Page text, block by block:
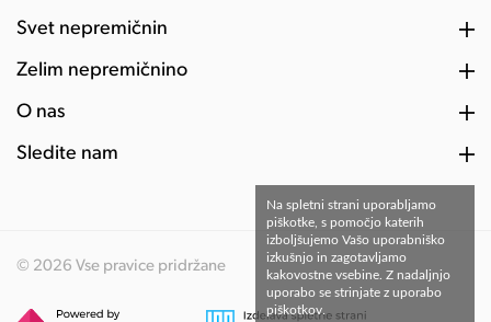
Svet nepremičnin
Želim nepremičnino
O nas
Sledite nam
© 2026 Vse pravice pridržane
Na spletni strani uporabljamo
piškotke, s pomočjo katerih
izboljšujemo Vašo uporabniško
izkušnjo in zagotavljamo
kakovostne vsebine. Z nadaljnjo
uporabo se strinjate z uporabo
piškotkov.